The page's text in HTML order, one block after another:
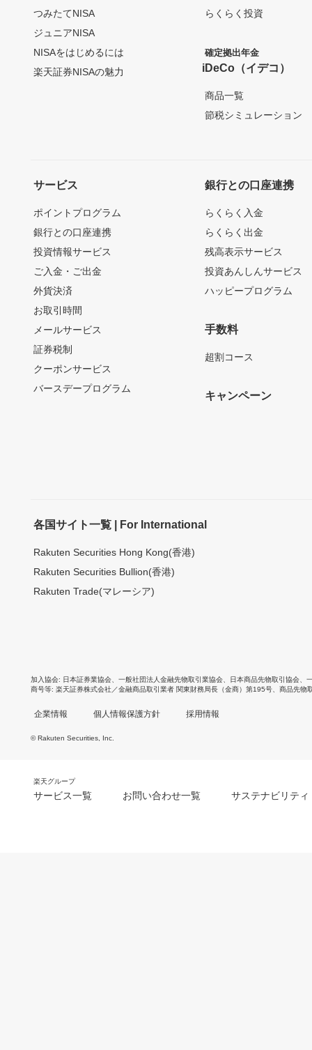
つみたてNISA
ジュニアNISA
NISAをはじめるには
楽天証券NISAの魅力
らくらく投資
確定拠出年金
iDeCo（イデコ）
商品一覧
節税シミュレーション
サービス
ポイントプログラム
銀行との口座連携
投資情報サービス
ご入金・ご出金
外貨決済
お取引時間
メールサービス
証券税制
クーポンサービス
バースデープログラム
銀行との口座連携
らくらく入金
らくらく出金
残高表示サービス
投資あんしんサービス
ハッピープログラム
手数料
超割コース
キャンペーン
各国サイト一覧 | For International
Rakuten Securities Hong Kong(香港)
Rakuten Securities Bullion(香港)
Rakuten Trade(マレーシア)
加入協会 日本証券業協会 一般社団法人金融先物取引業協会 日本商品先物取引協会
商号等 楽天証券株式会社／金融商品取引業者 関東財務局長（金商）第195号、商品先物
企業情報 個人情報保護方針 採用情報
© Rakuten Securities, Inc.
楽天グループ
サービス一覧 お問い合わせ一覧 サステナビリティ